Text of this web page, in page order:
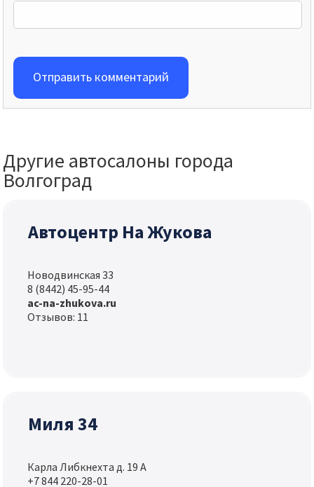
Отправить комментарий
Другие автосалоны города
Волгоград
Автоцентр На Жукова
Новодвинская 33
8 (8442) 45-95-44
ac-na-zhukova.ru
Отзывов: 11
Миля 34
Карла Либкнехта д. 19 А
+7 844 220-28-01